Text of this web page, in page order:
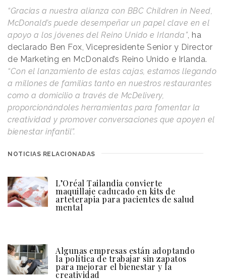
“Gracias a nuestra alianza con BBC Children in Need,
McDonald’s puede desempeñar un papel clave en el
apoyo a los jóvenes del Reino Unido e Irlanda”, ha
declarado Ben Fox, Vicepresidente Senior y Director
de Marketing en McDonald’s Reino Unido e Irlanda.
“Con el lanzamiento de estas cajas, estamos llegando
a millones de familias tanto en nuestros restaurantes
como a domicilio a través de McDelivery,
proporcionándoles herramientas para fomentar la
creatividad y promover conversaciones que apoyen el
bienestar infantil”.
NOTICIAS RELACIONADAS
L’Oréal Tailandia convierte
maquillaje caducado en kits de
arteterapia para pacientes de salud
mental
Algunas empresas están adoptando
la política de trabajar sin zapatos
para mejorar el bienestar y la
creatividad